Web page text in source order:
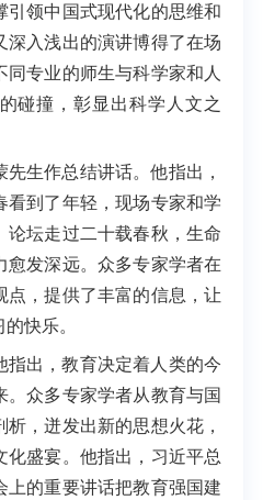
引领中国式现代化的思维和
深入浅出的演讲博得了在场
专业的师生与科学家和人
碰撞，彰显出科学人文之
生作总结讲话。他指出，
看到了年轻，现场专家和学
论坛走过二十载春秋，生命
愈发深远。众多专家学者在
点，提供了丰富的信息，让
快乐。
指出，教育决定着人类的今
。众多专家学者从教育与国
，迸发出新的思想火花，
化盛宴。他指出，习近平总
上的重要讲话把教育强国建